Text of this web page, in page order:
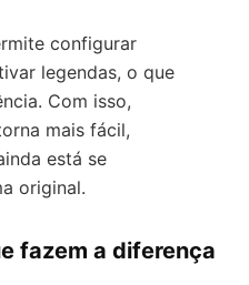
configurar
legendas, o que
Com isso,
mais fácil,
está se
original.
fazem a diferença